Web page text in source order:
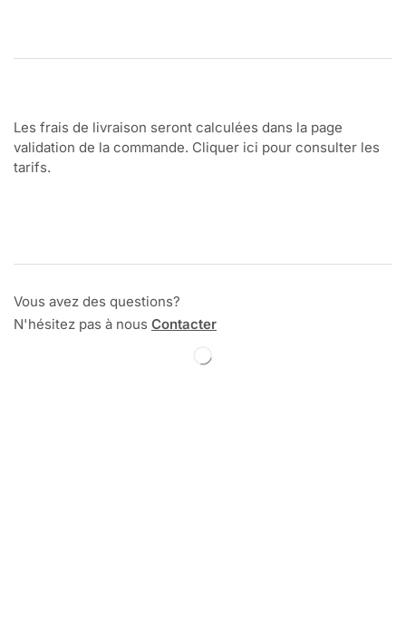
Les frais de livraison seront calculées dans la page
validation de la commande. Cliquer ici pour consulter les
tarifs.
Vous avez des questions?
N'hésitez pas à nous Contacter